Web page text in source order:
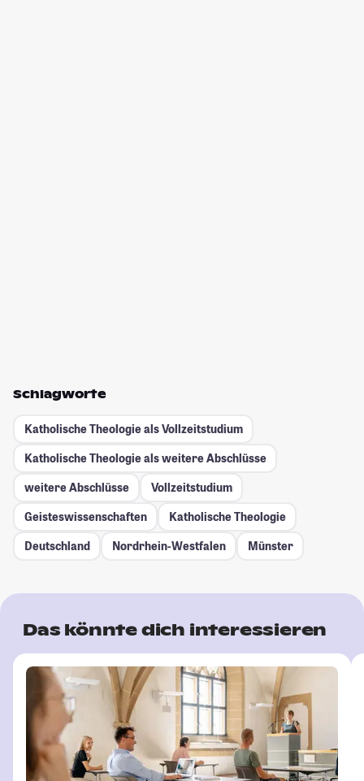
Schlagworte
Katholische Theologie als Vollzeitstudium
Katholische Theologie als weitere Abschlüsse
weitere Abschlüsse
Vollzeitstudium
Geisteswissenschaften
Katholische Theologie
Deutschland
Nordrhein-Westfalen Münster
Das könnte dich interessieren